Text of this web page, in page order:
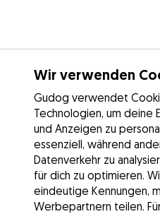
Wir verwenden
Gudog verwendet
Technologien, um deine
und Anzeigen zu
essenziell, während
Datenverkehr zu
für dich zu optimieren.
eindeutige Kennungen,
Werbepartnern teilen.